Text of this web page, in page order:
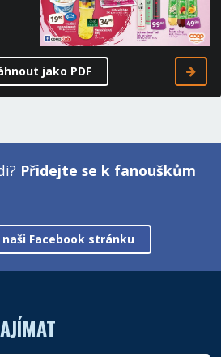
jako PDF
Přidejte se k fanouškům
Facebook stránku